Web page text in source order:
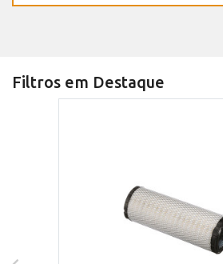
Filtros em Destaque